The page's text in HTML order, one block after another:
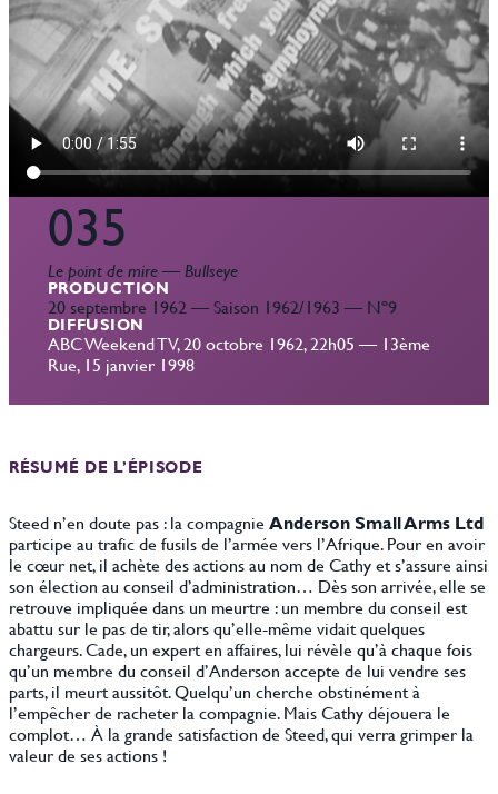
035
Le point de mire—Bullseye
PRODUCTION
20 septembre 1962 — Saison 1962/1963 — Nº9
DIFFUSION
ABC Weekend TV, 20 octobre 1962, 22h05 — 13ème
Rue, 15 janvier 1998
RÉSUMÉ DE L’ÉPISODE
Steed n’en doute pas : la compagnie Anderson Small Arms Ltd
participe au trafic de fusils de l’armée vers l’Afrique. Pour en avoir
le cœur net, il achète des actions au nom de Cathy et s’assure ainsi
son élection au conseil d’administration… Dès son arrivée, elle se
retrouve impliquée dans un meurtre : un membre du conseil est
abattu sur le pas de tir, alors qu’elle-même vidait quelques
chargeurs. Cade, un expert en affaires, lui révèle qu’à chaque fois
qu’un membre du conseil d’Anderson accepte de lui vendre ses
parts, il meurt aussitôt. Quelqu’un cherche obstinément à
l’empêcher de racheter la compagnie. Mais Cathy déjouera le
complot… À la grande satisfaction de Steed, qui verra grimper la
valeur de ses actions !